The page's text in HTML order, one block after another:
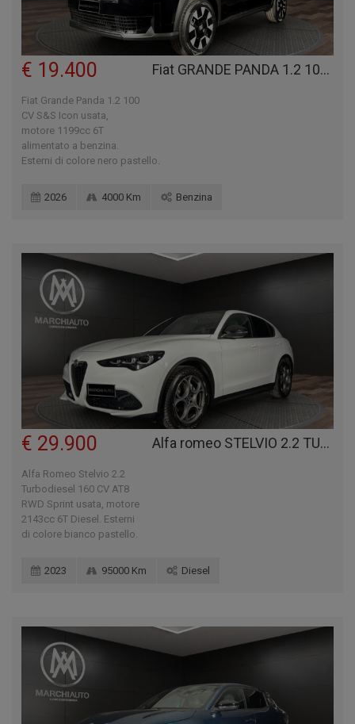
Fiat GRANDE PANDA 1.2 100 CV S&S ICON
€ 19.400
Fiat Grande Panda 1.2 100
CV S&S Icon usata,
motore 1199cc 6T
alimentato a benzina.
Esterni di colore nero pastello.
2026 4000 Km Benzina
Alfa romeo STELVIO 2.2 TURBODIESEL 160 CV AT8 RWD SPRINT
€ 29.900
Alfa Romeo Stelvio 2.2
Turbodiesel 160 CV AT8
RWD Sprint usata, motore
2143cc 6T Diesel. Esterni
di colore bianco pastello.
2023 95000 Km Diesel